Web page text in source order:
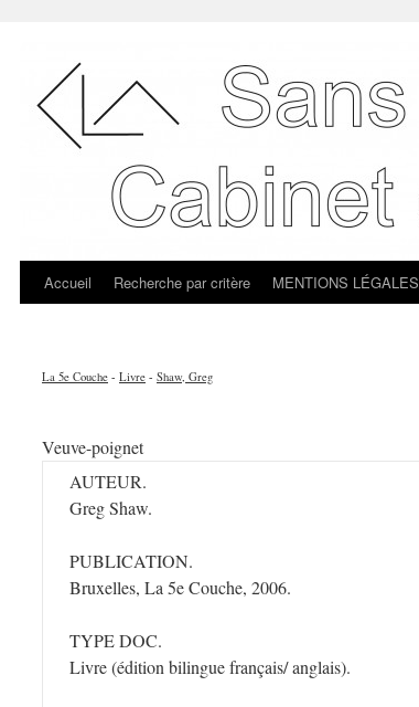
Accueil Recherche par critère MENTIONS LÉGALES
La 5e Couche - Livre - Shaw, Greg
Veuve-poignet
AUTEUR.
Greg Shaw.
PUBLICATION.
Bruxelles, La 5e Couche, 2006.
TYPE DOC.
Livre (édition bilingue français/ anglais).